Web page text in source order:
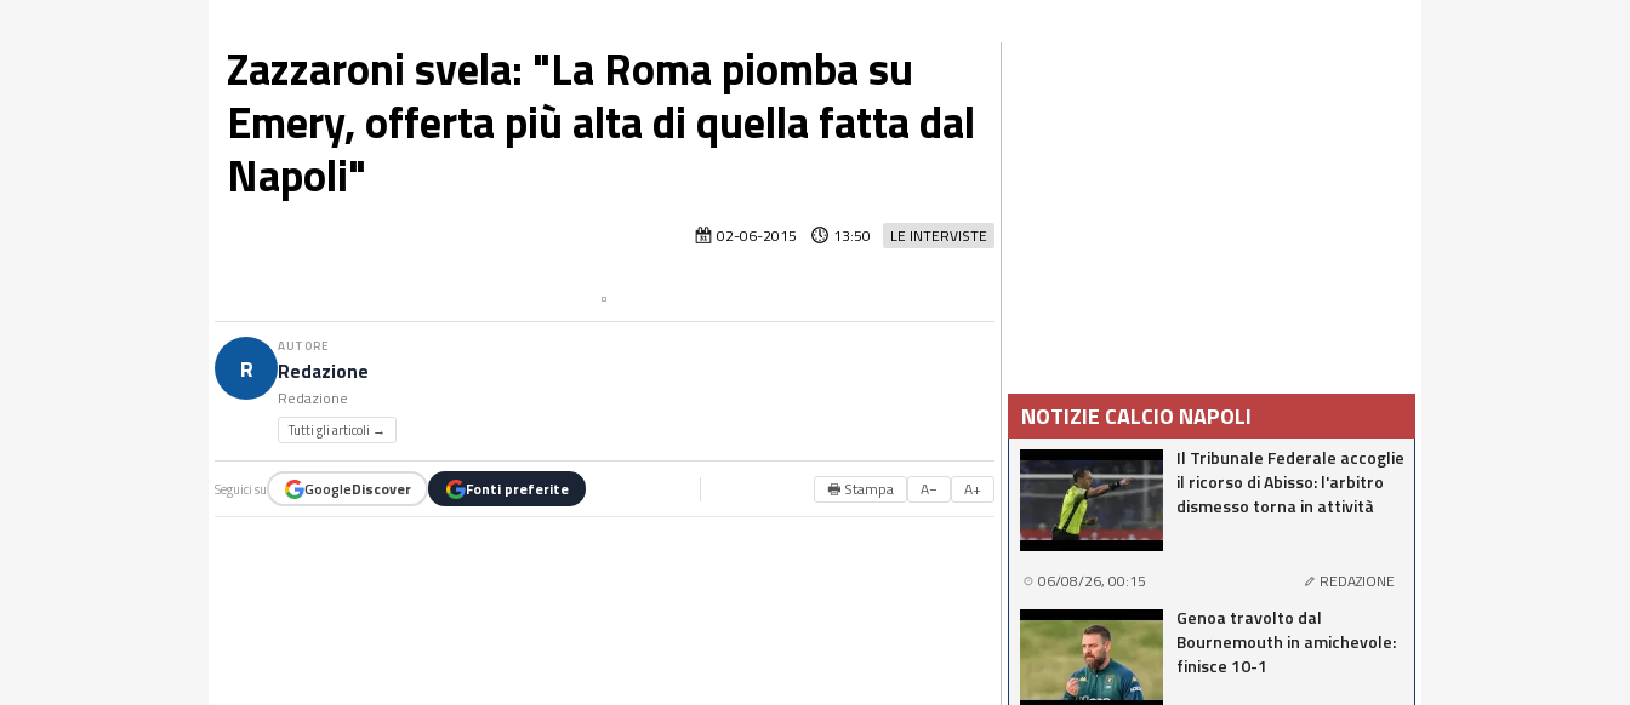
Zazzaroni svela: "La Roma piomba su
Emery, offerta più alta di quella fatta dal
Napoli"
LE INTERVISTE
02-06-2015 13:50
R
AUTORE
Redazione
Redazione
Tutti gli articoli →
Seguici su GoogleDiscover Fonti preferite 🖶 Stampa A− A+
NOTIZIE CALCIO NAPOLI
Il Tribunale Federale accoglie
il ricorso di Abisso: l'arbitro
dismesso torna in attività
06/08/26, 00:15 REDAZIONE
Genoa travolto dal
Bournemouth in amichevole:
finisce 10-1